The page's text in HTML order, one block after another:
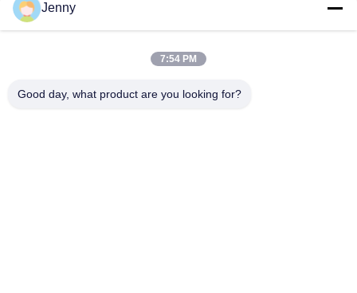
Apoio vitrificado telha do material de construção da porcelana
do olhar do arenito de 30 x de 60 CM
Telha de assoalho de pedra rústica 600*600mm da telha da
Jenny
7:54 PM
Good day, what product are you looking for?